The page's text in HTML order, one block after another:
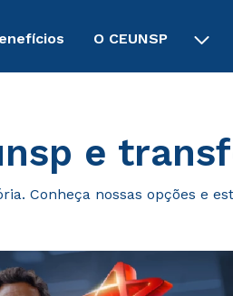
O CEUNSP
e
Conheça nossas opções e